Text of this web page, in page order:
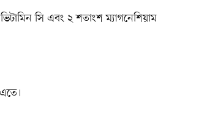
সি এবং ২ শতাংশ ম্যাগনেশিয়াম